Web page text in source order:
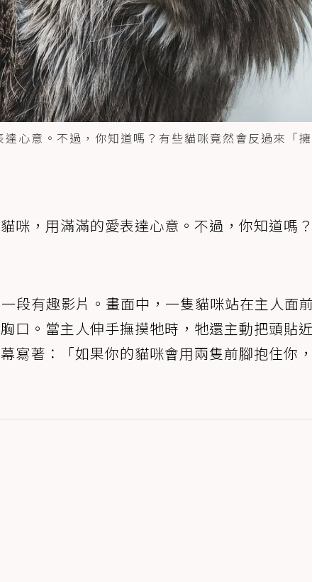
心意。不過，你知道嗎？有些貓咪竟然會反過來「
貓咪，用滿滿的愛表達心意。不過，你知道嗎
段有趣影片。畫面中，一隻貓咪站在主人面
口。當主人伸手撫摸牠時，牠還主動把頭貼
寫著：「如果你的貓咪會用兩隻前腳抱住你